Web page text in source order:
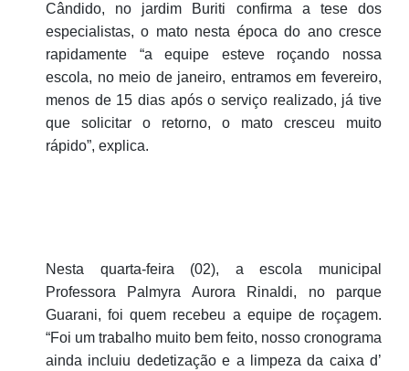
Cândido, no jardim Buriti confirma a tese dos
especialistas, o mato nesta época do ano cresce
rapidamente “a equipe esteve roçando nossa
escola, no meio de janeiro, entramos em fevereiro,
menos de 15 dias após o serviço realizado, já tive
que solicitar o retorno, o mato cresceu muito
rápido”, explica.
Nesta quarta-feira (02), a escola municipal
Professora Palmyra Aurora Rinaldi, no parque
Guarani, foi quem recebeu a equipe de roçagem.
“Foi um trabalho muito bem feito, nosso cronograma
ainda incluiu dedetização e a limpeza da caixa d’